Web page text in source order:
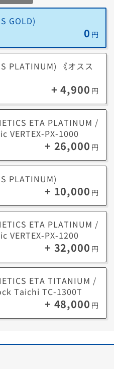
を選ぶことで、容量に余裕を持たせ
度上昇を防ぎ、結果的にPC全体を
増設しても、容量に余裕があれば
GOLD)
0 円
PLATINUM) 《オスス
+ 4,900 円
ETA PLATINUM /
VERTEX-PX-1000
+ 26,000 円
PLATINUM)
+ 10,000 円
ETA PLATINUM /
VERTEX-PX-1200
+ 32,000 円
ETA TITANIUM /
Taichi TC-1300T
+ 48,000 円